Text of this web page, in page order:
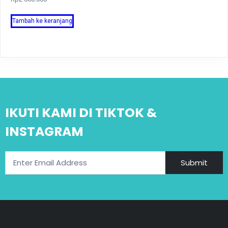
Tambah ke keranjang
IKUTI KAMI DI TIKTOK &
INSTAGRAM
Submit